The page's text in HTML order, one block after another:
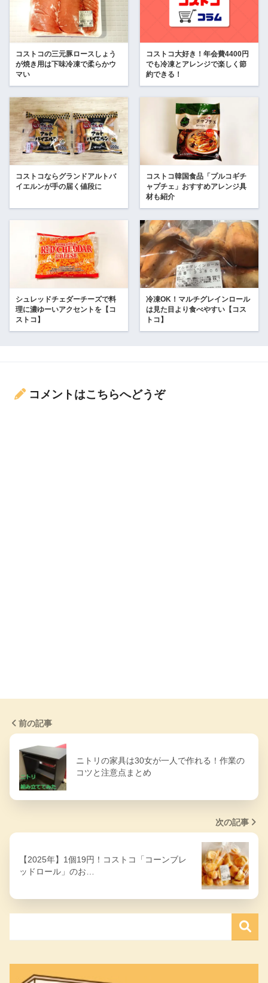
コストコの三元豚ロースしょう
が焼き用は下味冷凍で柔らかウ
マい
コストコ大好き！年会費4400円
でも冷凍とアレンジで楽しく節
約できる！
コストコならグランドアルトバ
イエルンが手の届く値段に
コストコ韓国食品「プルコギチ
ャプチェ」おすすめアレンジ具
材も紹介
シュレッドチェダーチーズで料
理に濃ゆーいアクセントを【コ
ストコ】
冷凍OK！マルチグレインロール
は見た目より食べやすい【コス
トコ】
コメントはこちらへどうぞ
前の記事
ニトリの家具は30女が一人で作れる！作業の
コツと注意点まとめ
次の記事
【2025年】1個19円！コストコ「コーンブレ
ッドロール」のお…